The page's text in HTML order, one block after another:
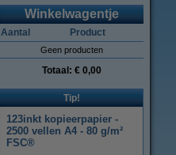
Winkelwagentje
Aantal Product
Geen producten
Totaal: € 0,00
Tip!
123inkt kopieerpapier -
2500 vellen A4 - 80 g/m²
FSC®